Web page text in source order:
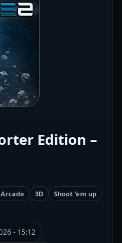
Edition –
Arcade 3D
Shoot 'em up
- 15:12